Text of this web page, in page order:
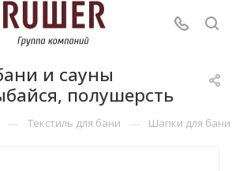
и сауны
полушерсть
— Текстиль для бани — Шапки для бани